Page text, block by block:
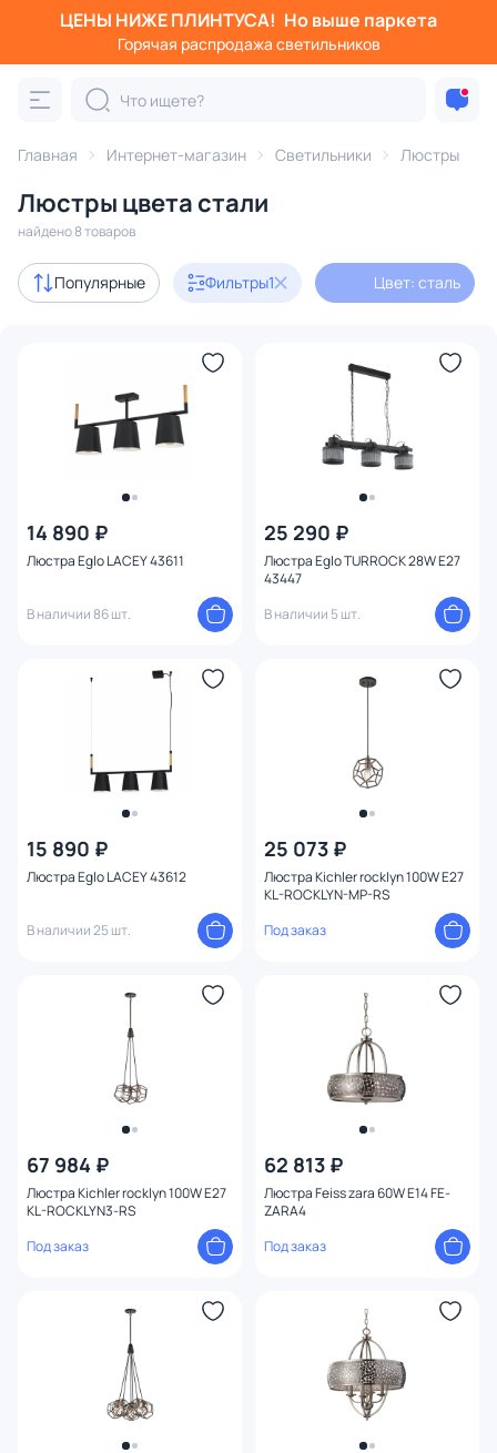
ЦЕНЫ НИЖЕ ПЛИНТУСА! Но выше паркета
Горячая распродажа светильников
Главная Интернет-магазин Светильники Люстры
Люстры цвета стали
найдено 8 товаров
Популярные Фильтры1 Цвет: сталь
14 890 ₽
Люстра Eglo LACEY 43611
В наличии 86 шт.
25 290 ₽
Люстра Eglo TURROCK 28W E27
43447
В наличии 5 шт.
15 890 ₽
Люстра Eglo LACEY 43612
В наличии 25 шт.
25 073 ₽
Люстра Kichler rocklyn 100W E27
KL-ROCKLYN-MP-RS
Под заказ
67 984 ₽
Люстра Kichler rocklyn 100W E27
KL-ROCKLYN3-RS
Под заказ
62 813 ₽
Люстра Feiss zara 60W E14 FE-
ZARA4
Под заказ
Фильтры
Категория:
подвесные потолочные
Дизайнерский свет
Бренд
Цвет 1
Материал плафона
Материал
Количество ламп
Цоколь
Мощность ламп